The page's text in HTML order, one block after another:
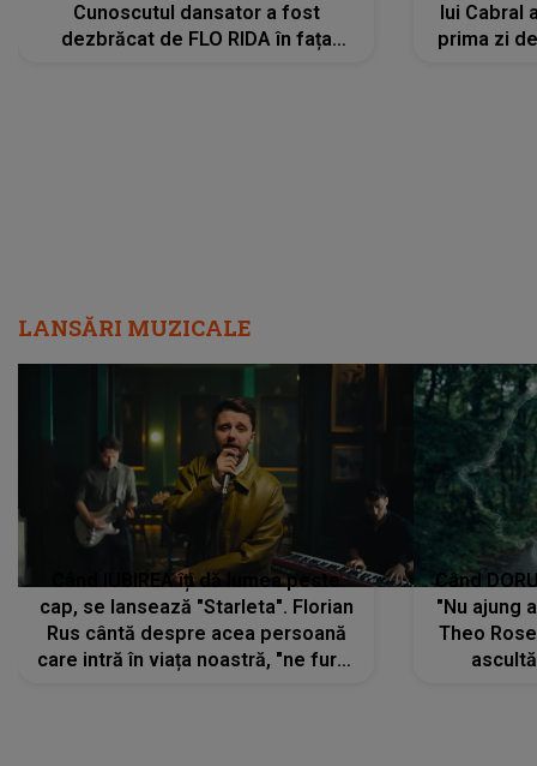
Cunoscutul dansator a fost
dezbrăcat de FLO RIDA în fața
lui Cabral
prima zi
LANSĂRI MUZICALE
Când IUBIREA îți dă lumea peste
cap, se lansează "Starleta". Florian
Rus cântă despre acea persoană
care intră în viața noastră, "ne fură"
Când
"Nu ajung
Theo